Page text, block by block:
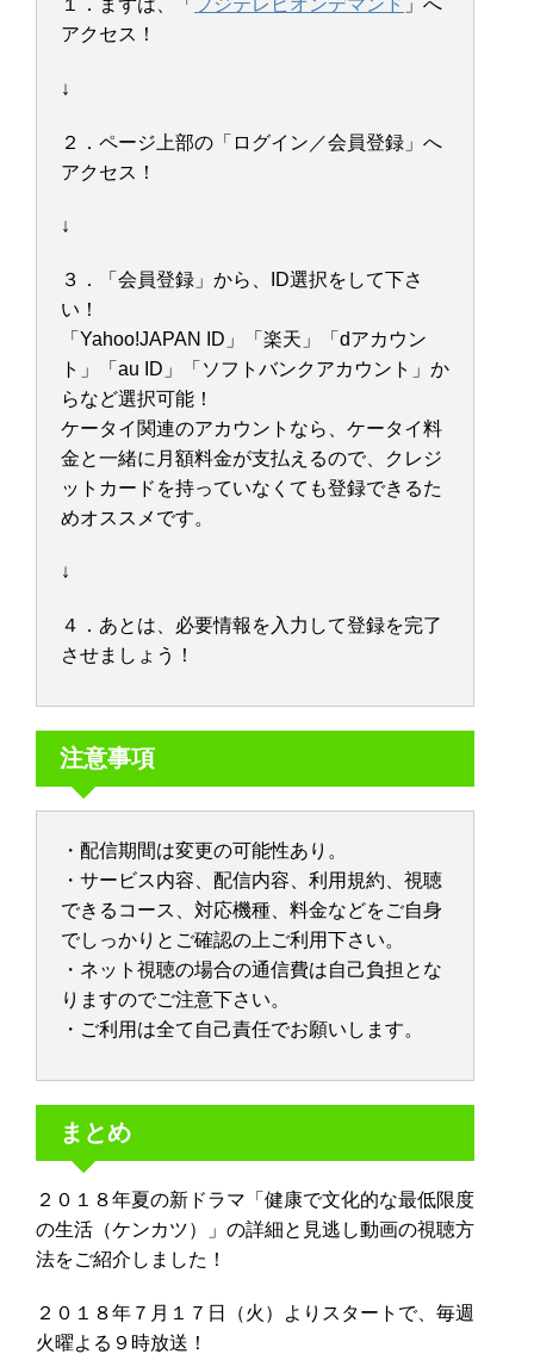
１．まずは、「 フジテレビオンデマンド 」へ
アクセス！
↓
２．ページ上部の「ログイン／会員登録」へ
アクセス！
↓
３．「会員登録」から、ID選択をして下さ
い！
「Yahoo!JAPAN ID」「楽天」「dアカウン
ト」「au ID」「ソフトバンクアカウント」か
らなど選択可能！
ケータイ関連のアカウントなら、ケータイ料
金と一緒に月額料金が支払えるので、クレジ
ットカードを持っていなくても登録できるた
めオススメです。
↓
４．あとは、必要情報を入力して登録を完了
させましょう！
注意事項
・配信期間は変更の可能性あり。
・サービス内容、配信内容、利用規約、視聴
できるコース、対応機種、料金などをご自身
でしっかりとご確認の上ご利用下さい。
・ネット視聴の場合の通信費は自己負担とな
りますのでご注意下さい。
・ご利用は全て自己責任でお願いします。
まとめ
２０１８年夏の新ドラマ「健康で文化的な最低限度
の生活（ケンカツ）」の詳細と見逃し動画の視聴方
法をご紹介しました！
２０１８年７月１７日（火）よりスタートで、毎週
火曜よる９時放送！